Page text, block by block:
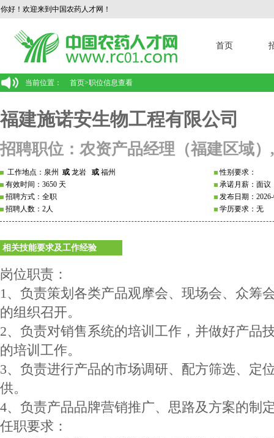
你好！欢迎来到中国农药人才网！
首页
当前位置： 首页>职位信息查看
福建施诺安生物工程有限公司
招聘职位：农资产品经理（福建区域
工作地点：泉州 或 龙岩 或 福州
有效时间：3650 天
招聘方式：全职
招聘人数：2人
性别要求：
承诺月薪：面议
发布日期：
学历要求：无
相关技能要求及工作经验
岗位职责：
1、负责策划各类产品观摩会、现场会、众筹
的组织召开。
2、负责对销售系统的培训工作，并做好产品
的培训工作。
3、负责进行产品的市场调研、配方筛选、定
供。
4、负责产品品牌营销推广、思路及方案的制
任职要求：